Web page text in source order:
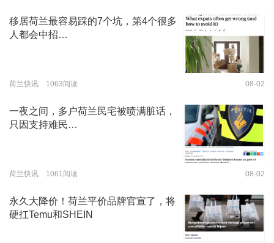
移居荷兰最容易踩的7个坑，第4个很多
人都会中招…
荷兰快讯 1063阅读 08-02
一夜之间，多户荷兰民宅被喷满脏话，
只因支持难民…
荷兰快讯 1061阅读 08-02
永久大降价！荷兰平价品牌官宣了，将
硬扛Temu和SHEIN